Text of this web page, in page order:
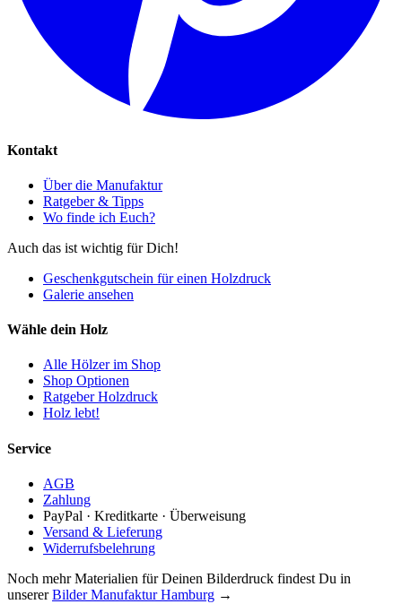
Kontakt
Über die Manufaktur
Ratgeber & Tipps
Wo finde ich Euch?
Auch das ist wichtig für Dich!
Geschenkgutschein für einen Holzdruck
Galerie ansehen
Wähle dein Holz
Alle Hölzer im Shop
Shop Optionen
Ratgeber Holzdruck
Holz lebt!
Service
AGB
Zahlung
PayPal · Kreditkarte · Überweisung
Versand & Lieferung
Widerrufsbelehrung
Noch mehr Materialien für Deinen Bilderdruck findest Du in
unsererBilder Manufaktur Hamburg →